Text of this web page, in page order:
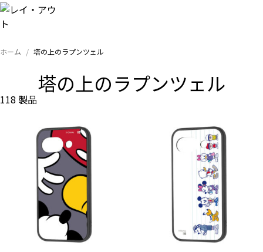
トップ
iPhone
Xperia
Galaxy
AQUOS
ホーム 塔の上のラプンツェル
塔の上のラプンツェル
118 製品